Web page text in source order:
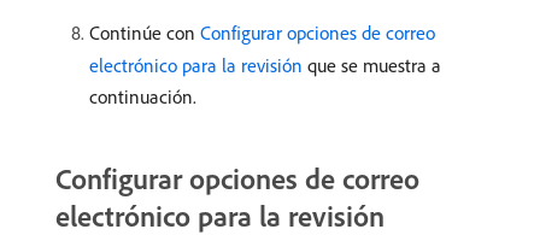
Continúe con Configurar opciones de correo
electrónico para la revisión que se muestra a
continuación.
Configurar opciones de correo
electrónico para la revisión